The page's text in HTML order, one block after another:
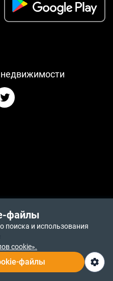
файлы
поиска и использования
cookie».
файлы